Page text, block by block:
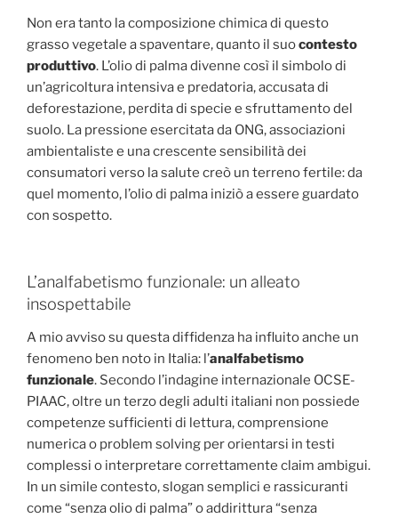
Non era tanto la composizione chimica di questo
grasso vegetale a spaventare, quanto il suocontesto
produttivo. L’olio di palma divenne così il simbolo di
un’agricoltura intensiva e predatoria, accusata di
deforestazione, perdita di specie e sfruttamento del
suolo. La pressione esercitata da ONG, associazioni
ambientaliste e una crescente sensibilità dei
consumatori verso la salute creò un terreno fertile: da
quel momento, l’olio di palma iniziò a essere guardato
con sospetto.
L’analfabetismo funzionale: un alleato
insospettabile
A mio avviso su questa diffidenza ha influito anche un
fenomeno ben noto in Italia: l’analfabetismo
funzionale. Secondo l’indagine internazionale OCSE-
PIAAC, oltre un terzo degli adulti italiani non possiede
competenze sufficienti di lettura, comprensione
numerica o problem solving per orientarsi in testi
complessi o interpretare correttamente claim ambigui.
In un simile contesto, slogan semplici e rassicuranti
come “senza olio di palma” o addirittura “senza